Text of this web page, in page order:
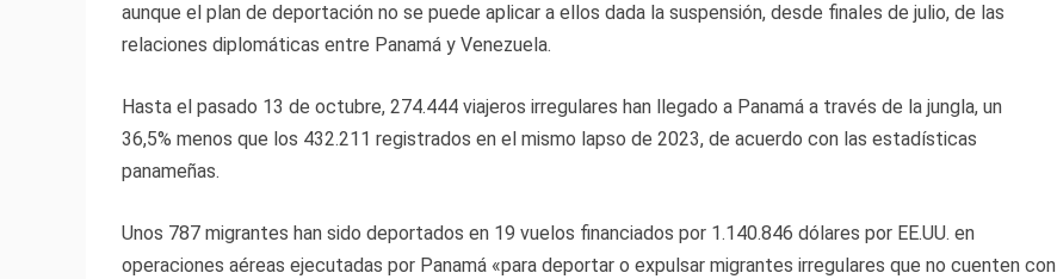
aunque el plan de deportación no se puede aplicar a ellos dada la suspensión, desde finales de julio, de las
relaciones diplomáticas entre Panamá y Venezuela.
Hasta el pasado 13 de octubre, 274.444 viajeros irregulares han llegado a Panamá a través de la jungla, un
36,5% menos que los 432.211 registrados en el mismo lapso de 2023, de acuerdo con las estadísticas
panameñas.
Unos 787 migrantes han sido deportados en 19 vuelos financiados por 1.140.846 dólares por EE.UU. en
operaciones aéreas ejecutadas por Panamá «para deportar o expulsar migrantes irregulares que no cuenten con